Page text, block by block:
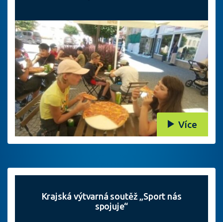
Více
Krajská výtvarná soutěž „Sport nás
spojuje“